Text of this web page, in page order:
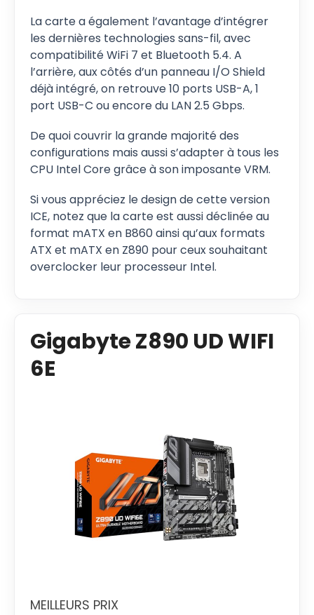
La carte a également l’avantage d’intégrer
les dernières technologies sans-fil, avec
compatibilité WiFi 7 et Bluetooth 5.4. A
l’arrière, aux côtés d’un panneau I/O Shield
déjà intégré, on retrouve 10 ports USB-A, 1
port USB-C ou encore du LAN 2.5 Gbps.
De quoi couvrir la grande majorité des
configurations mais aussi s’adapter à tous les
CPU Intel Core grâce à son imposante VRM.
Si vous appréciez le design de cette version
ICE, notez que la carte est aussi déclinée au
format mATX en B860 ainsi qu’aux formats
ATX et mATX en Z890 pour ceux souhaitant
overclocker leur processeur Intel.
Gigabyte Z890 UD WIFI
6E
MEILLEURS PRIX